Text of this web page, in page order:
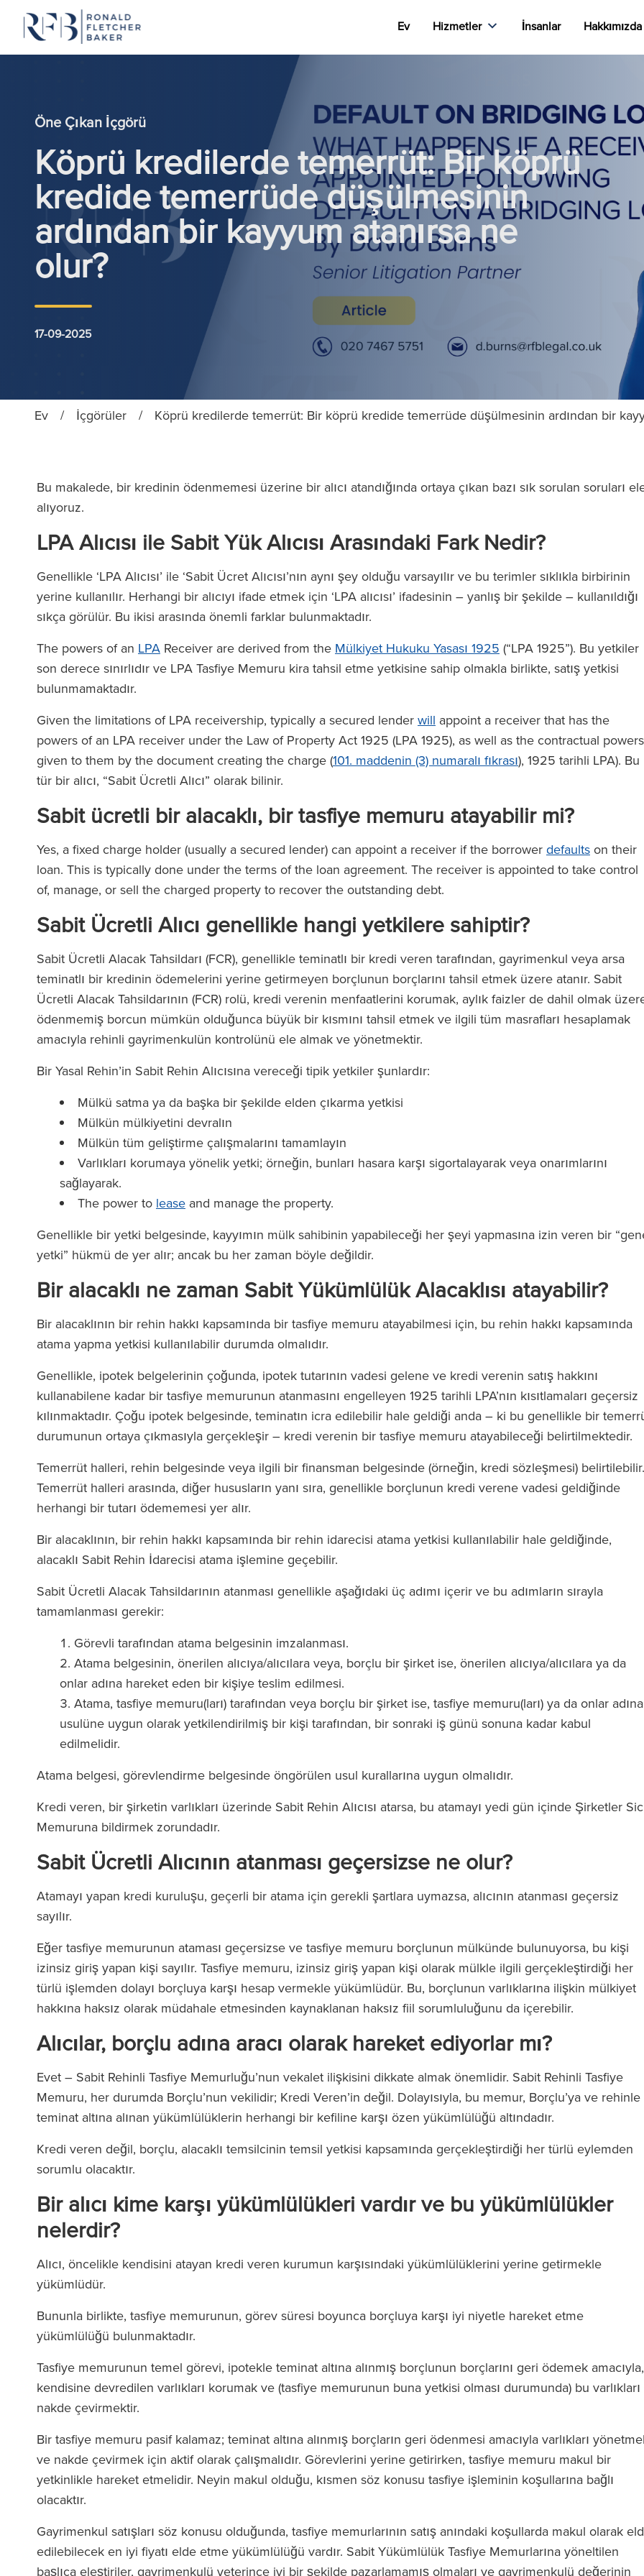
Ev Hizmetler İnsanlar Hakkımızda
Öne Çıkan İçgörü
Köprü kredilerde temerrüt: Bir köprü
kredide temerrüde düşülmesinin
ardından bir kayyum atanırsa ne
olur?
17-09-2025
Ev / İçgörüler / Köprü kredilerde temerrüt: Bir köprü kredide temerrüde düşülmesinin ardından bir
Bu makalede, bir kredinin ödenmemesi üzerine bir alıcı atandığında ortaya çıkan bazı sık sorulan soruları
alıyoruz.
LPA Alıcısı ile Sabit Yük Alıcısı Arasındaki Fark Nedir?
Genellikle ‘LPA Alıcısı’ ile ‘Sabit Ücret Alıcısı’nın aynı şey olduğu varsayılır ve bu terimler sıklıkla birbirinin
yerine kullanılır. Herhangi bir alıcıyı ifade etmek için ‘LPA alıcısı’ ifadesinin – yanlış bir şekilde – kullanıldığı
sıkça görülür. Bu ikisi arasında önemli farklar bulunmaktadır.
The powers of an LPA Receiver are derived from the Mülkiyet Hukuku Yasası 1925 (“LPA 1925”). Bu yetkiler
son derece sınırlıdır ve LPA Tasfiye Memuru kira tahsil etme yetkisine sahip olmakla birlikte, satış yetkisi
bulunmamaktadır.
Given the limitations of LPA receivership, typically a secured lender will appoint a receiver that has the
powers of an LPA receiver under the Law of Property Act 1925 (LPA 1925), as well as the contractual powers
given to them by the document creating the charge (101. maddenin (3) numaralı fıkrası), 1925 tarihli LPA). Bu
tür bir alıcı, “Sabit Ücretli Alıcı” olarak bilinir.
Sabit ücretli bir alacaklı, bir tasfiye memuru atayabilir mi?
Yes, a fixed charge holder (usually a secured lender) can appoint a receiver if the borrower defaults on their
loan. This is typically done under the terms of the loan agreement. The receiver is appointed to take control
of, manage, or sell the charged property to recover the outstanding debt.
Sabit Ücretli Alıcı genellikle hangi yetkilere sahiptir?
Sabit Ücretli Alacak Tahsildarı (FCR), genellikle teminatlı bir kredi veren tarafından, gayrimenkul veya arsa
teminatlı bir kredinin ödemelerini yerine getirmeyen borçlunun borçlarını tahsil etmek üzere atanır. Sabit
Ücretli Alacak Tahsildarının (FCR) rolü, kredi verenin menfaatlerini korumak, aylık faizler de dahil olmak
ödenmemiş borcun mümkün olduğunca büyük bir kısmını tahsil etmek ve ilgili tüm masrafları hesaplamak
amacıyla rehinli gayrimenkulün kontrolünü ele almak ve yönetmektir.
Bir Yasal Rehin’in Sabit Rehin Alıcısına vereceği tipik yetkiler şunlardır:
Mülkü satma ya da başka bir şekilde elden çıkarma yetkisi
Mülkün mülkiyetini devralın
Mülkün tüm geliştirme çalışmalarını tamamlayın
Varlıkları korumaya yönelik yetki; örneğin, bunları hasara karşı sigortalayarak veya onarımlarını
sağlayarak.
The power to lease and manage the property.
Genellikle bir yetki belgesinde, kayyımın mülk sahibinin yapabileceği her şeyi yapmasına izin veren bir
yetki” hükmü de yer alır; ancak bu her zaman böyle değildir.
Bir alacaklı ne zaman Sabit Yükümlülük Alacaklısı atayabilir?
Bir alacaklının bir rehin hakkı kapsamında bir tasfiye memuru atayabilmesi için, bu rehin hakkı kapsamında
atama yapma yetkisi kullanılabilir durumda olmalıdır.
Genellikle, ipotek belgelerinin çoğunda, ipotek tutarının vadesi gelene ve kredi verenin satış hakkını
kullanabilene kadar bir tasfiye memurunun atanmasını engelleyen 1925 tarihli LPA’nın kısıtlamaları geçersiz
kılınmaktadır. Çoğu ipotek belgesinde, teminatın icra edilebilir hale geldiği anda – ki bu genellikle bir
durumunun ortaya çıkmasıyla gerçekleşir – kredi verenin bir tasfiye memuru atayabileceği belirtilmektedir.
Temerrüt halleri, rehin belgesinde veya ilgili bir finansman belgesinde (örneğin, kredi sözleşmesi) belirtilebilir.
Temerrüt halleri arasında, diğer hususların yanı sıra, genellikle borçlunun kredi verene vadesi geldiğinde
herhangi bir tutarı ödememesi yer alır.
Bir alacaklının, bir rehin hakkı kapsamında bir rehin idarecisi atama yetkisi kullanılabilir hale geldiğinde,
alacaklı Sabit Rehin İdarecisi atama işlemine geçebilir.
Sabit Ücretli Alacak Tahsildarının atanması genellikle aşağıdaki üç adımı içerir ve bu adımların sırayla
tamamlanması gerekir:
Görevli tarafından atama belgesinin imzalanması.
Atama belgesinin, önerilen alıcıya/alıcılara veya, borçlu bir şirket ise, önerilen alıcıya/alıcılara ya da
onlar adına hareket eden bir kişiye teslim edilmesi.
Atama, tasfiye memuru(ları) tarafından veya borçlu bir şirket ise, tasfiye memuru(ları) ya da onlar adına
usulüne uygun olarak yetkilendirilmiş bir kişi tarafından, bir sonraki iş günü sonuna kadar kabul
edilmelidir.
Atama belgesi, görevlendirme belgesinde öngörülen usul kurallarına uygun olmalıdır.
Kredi veren, bir şirketin varlıkları üzerinde Sabit Rehin Alıcısı atarsa, bu atamayı yedi gün içinde Şirketler
Memuruna bildirmek zorundadır.
Sabit Ücretli Alıcının atanması geçersizse ne olur?
Atamayı yapan kredi kuruluşu, geçerli bir atama için gerekli şartlara uymazsa, alıcının atanması geçersiz
sayılır.
Eğer tasfiye memurunun ataması geçersizse ve tasfiye memuru borçlunun mülkünde bulunuyorsa, bu kişi
izinsiz giriş yapan kişi sayılır. Tasfiye memuru, izinsiz giriş yapan kişi olarak mülkle ilgili gerçekleştirdiği her
türlü işlemden dolayı borçluya karşı hesap vermekle yükümlüdür. Bu, borçlunun varlıklarına ilişkin mülkiyet
hakkına haksız olarak müdahale etmesinden kaynaklanan haksız fiil sorumluluğunu da içerebilir.
Alıcılar, borçlu adına aracı olarak hareket ediyorlar mı?
Evet – Sabit Rehinli Tasfiye Memurluğu’nun vekalet ilişkisini dikkate almak önemlidir. Sabit Rehinli Tasfiye
Memuru, her durumda Borçlu’nun vekilidir; Kredi Veren’in değil. Dolayısıyla, bu memur, Borçlu’ya ve rehinle
teminat altına alınan yükümlülüklerin herhangi bir kefiline karşı özen yükümlülüğü altındadır.
Kredi veren değil, borçlu, alacaklı temsilcinin temsil yetkisi kapsamında gerçekleştirdiği her türlü eylemden
sorumlu olacaktır.
Bir alıcı kime karşı yükümlülükleri vardır ve bu yükümlülükler
nelerdir?
Alıcı, öncelikle kendisini atayan kredi veren kurumun karşısındaki yükümlülüklerini yerine getirmekle
yükümlüdür.
Bununla birlikte, tasfiye memurunun, görev süresi boyunca borçluya karşı iyi niyetle hareket etme
yükümlülüğü bulunmaktadır.
Tasfiye memurunun temel görevi, ipotekle teminat altına alınmış borçlunun borçlarını geri ödemek amacıyla,
kendisine devredilen varlıkları korumak ve (tasfiye memurunun buna yetkisi olması durumunda) bu varlıkları
nakde çevirmektir.
Bir tasfiye memuru pasif kalamaz; teminat altına alınmış borçların geri ödenmesi amacıyla varlıkları
ve nakde çevirmek için aktif olarak çalışmalıdır. Görevlerini yerine getirirken, tasfiye memuru makul bir
yetkinlikle hareket etmelidir. Neyin makul olduğu, kısmen söz konusu tasfiye işleminin koşullarına bağlı
olacaktır.
Gayrimenkul satışları söz konusu olduğunda, tasfiye memurlarının satış anındaki koşullarda makul olarak
edilebilecek en iyi fiyatı elde etme yükümlülüğü vardır. Sabit Yükümlülük Tasfiye Memurlarına yöneltilen
başlıca eleştiriler, gayrimenkulü yeterince iyi bir şekilde pazarlamamış olmaları ve gayrimenkulü değerinin
Fletcher Baker'daki ekip
bilgili. Birçok kez ticari
ilgili zorluklarla
ve onların yardımı her
paha biçilmez oldu.’
The Legal 500
‘Firmanın her seviyede olağanüstü
talimat verdiğinizde ekibin tüm
gücüyle sizi desteklediğini
The Legal 500
‘RFB, Magic Circle ücretlerini
veriyor.’